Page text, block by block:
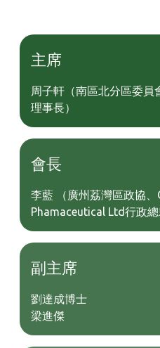
主席
周子軒（南區北分區委員
理事長）
會長
李藍 （廣州荔灣區政協
Phamaceutical Ltd行政總
副主席
劉達成博士
梁進傑